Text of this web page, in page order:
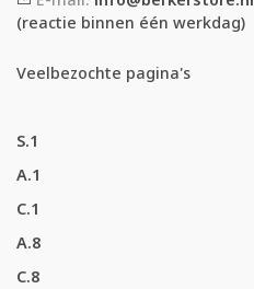
(reactie binnen één werkdag)
Veelbezochte pagina's
S.1
A.1
C.1
A.8
C.8